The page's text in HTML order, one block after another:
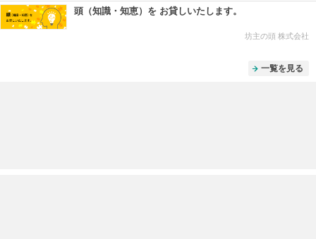
頭（知識・知恵）を お貸しいたします。
坊主の頭 株式会社
一覧を見る